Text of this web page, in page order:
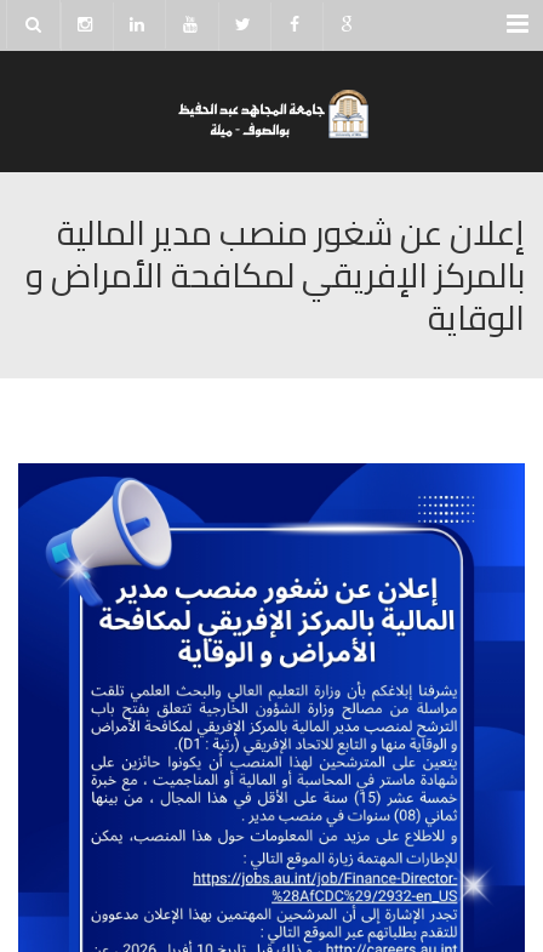
Menu
إعلان عن شغور منصب مدير المالية
بالمركز الإفريقي لمكافحة الأمراض و
الوقاية